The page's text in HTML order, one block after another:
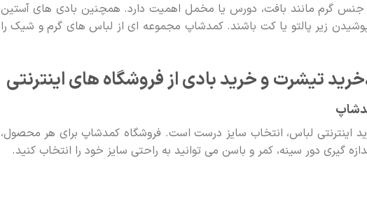
جنس گرم مانند بافت، دورس یا مخمل اهمیت دارد. همچنین بادی های آستین
پوشیدن زیر پالتو یا کت باشند. کمدشاپ مجموعه ای از لباس های گرم و شیک را
تیشرت و خرید بادی از فروشگاه های اینترنتی
اینترنتی لباس، انتخاب سایز درست است. فروشگاه کمدشاپ برای هر محصول،
گیری دور سینه، کمر و باسن می توانید به راحتی سایز خود را انتخاب کنید.